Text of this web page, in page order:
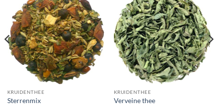
KRUIDENTHEE
Sterrenmix
KRUIDENTHEE
Verveine thee